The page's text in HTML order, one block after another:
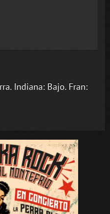
Indiana: Bajo. Fran: